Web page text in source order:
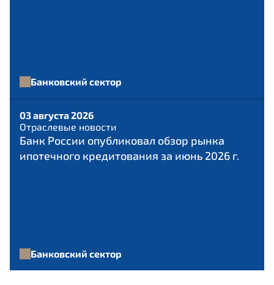
Банковский сектор
03 августа 2026
Отраслевые новости
Банк России опубликовал обзор рынка
ипотечного кредитования за июнь 2026 г.
Банковский сектор